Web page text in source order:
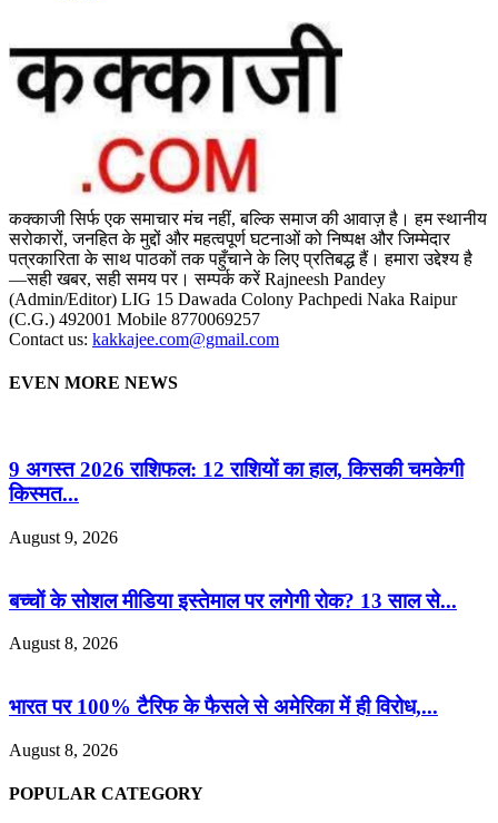
कक्काजी सिर्फ एक समाचार मंच नहीं, बल्कि समाज की आवाज़ है। हम स्थानीय
सरोकारों, जनहित के मुद्दों और महत्वपूर्ण घटनाओं को निष्पक्ष और जिम्मेदार
पत्रकारिता के साथ पाठकों तक पहुँचाने के लिए प्रतिबद्ध हैं। हमारा उद्देश्य है
—सही खबर, सही समय पर। सम्पर्क करें Rajneesh Pandey
(Admin/Editor) LIG 15 Dawada Colony Pachpedi Naka Raipur
(C.G.) 492001 Mobile 8770069257
Contact us: kakkajee.com@gmail.com
EVEN MORE NEWS
9 अगस्त 2026 राशिफल: 12 राशियों का हाल, किसकी चमकेगी
किस्मत...
August 9, 2026
बच्चों के सोशल मीडिया इस्तेमाल पर लगेगी रोक? 13 साल से...
August 8, 2026
भारत पर 100% टैरिफ के फैसले से अमेरिका में ही विरोध,...
August 8, 2026
POPULAR CATEGORY